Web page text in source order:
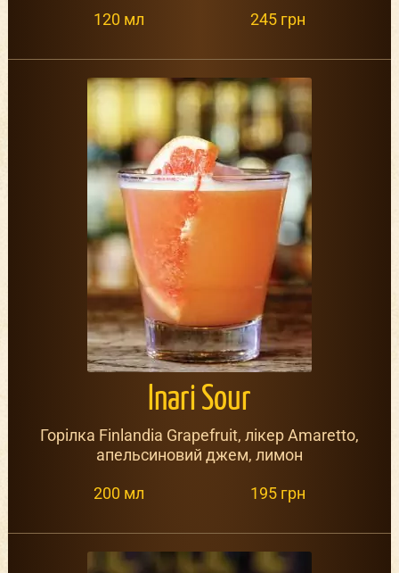
120 мл 245 грн
Inari Sour
Горілка Finlandia Grapefruit, лікер Amaretto,
апельсиновий джем, лимон
200 мл 195 грн